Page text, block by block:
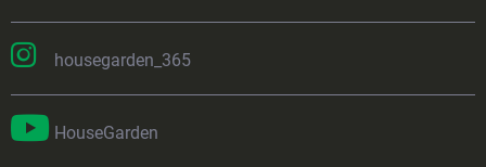
housegarden_365
HouseGarden